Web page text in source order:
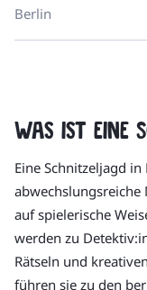
Berlin
Was ist eine
Eine Schnitzeljagd
auf spielerische
werden zu
Rätseln und
führen sie zu den